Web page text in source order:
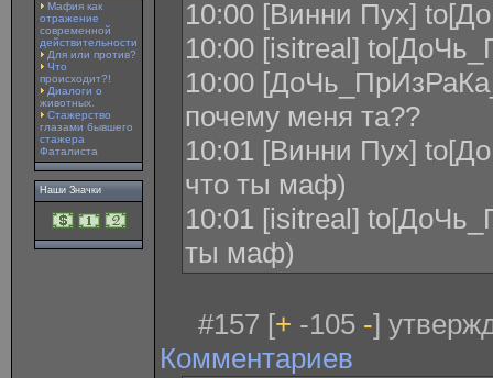
Мафия как
отражение
современной
действительности
Для или против?
Что
происходит?!
Диалоги о
животных.
Стажерство
глазами бывшего
стажера
Фаталиста
Наши Значки
10:00 [Винни Пух]
10:00 [isitreal]
10:00
почему меня та??
10:01 [Винни Пух]
что ты маф)
10:01 [isitreal]
ты маф)
#157 [+ -105 -]
Комментариев